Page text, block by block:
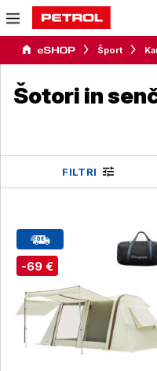
Šport
Šotori in
FILTRI
-69 €